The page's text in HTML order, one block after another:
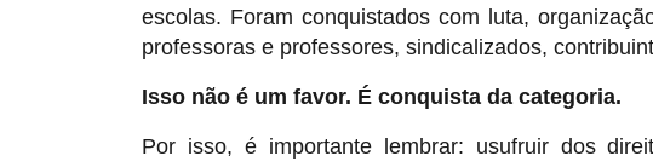
escolas. Foram conquistados com luta,
professoras e professores, sindicalizados,
Isso não é um favor. É conquista da categoria.
Por isso, é importante lembrar: usufruir dos